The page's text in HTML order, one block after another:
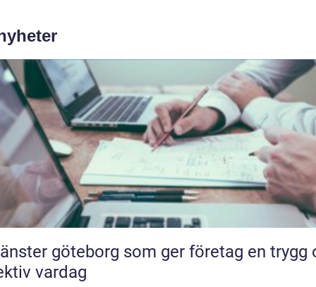
göteborg som ger företag en trygg
vardag